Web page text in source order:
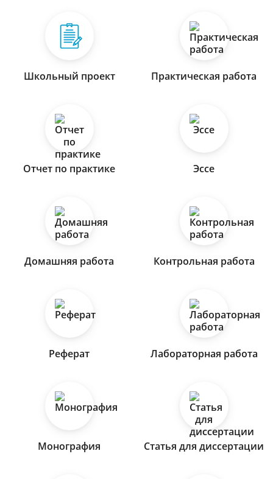
Школьный проект Практическая работа
Отчет по практике Эссе
Домашняя работа Контрольная работа
Реферат Лабораторная работа
Монография Статья для диссертации